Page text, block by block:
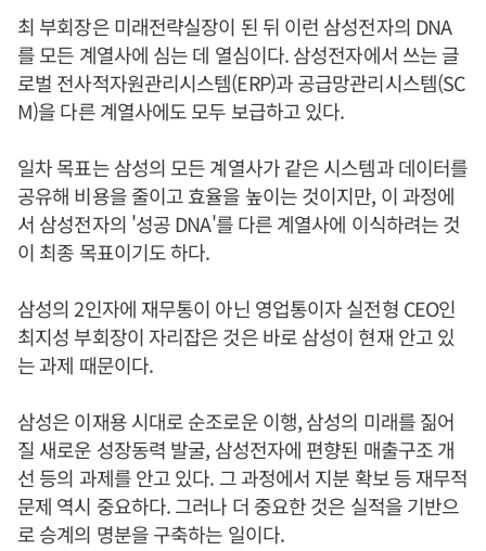
최 부회장은 미래전략실장이 된 뒤 이런 삼성전자의 DNA
를 모든 계열사에 심는 데 열심이다. 삼성전자에서 쓰는 글
로벌 전사적자원관리시스템(ERP)과 공급망관리시스템(SC
M)을 다른 계열사에도 모두 보급하고 있다.
일차 목표는 삼성의 모든 계열사가 같은 시스템과 데이터를
공유해 비용을 줄이고 효율을 높이는 것이지만, 이 과정에
서 삼성전자의 '성공 DNA'를 다른 계열사에 이식하려는 것
이 최종 목표이기도 하다.
삼성의 2인자에 재무통이 아닌 영업통이자 실전형 CEO인
최지성 부회장이 자리잡은 것은 바로 삼성이 현재 안고 있
는 과제 때문이다.
삼성은 이재용 시대로 순조로운 이행, 삼성의 미래를 짊어
질 새로운 성장동력 발굴, 삼성전자에 편향된 매출구조 개
선 등의 과제를 안고 있다. 그 과정에서 지분 확보 등 재무적
문제 역시 중요하다. 그러나 더 중요한 것은 실적을 기반으
로 승계의 명분을 구축하는 일이다.